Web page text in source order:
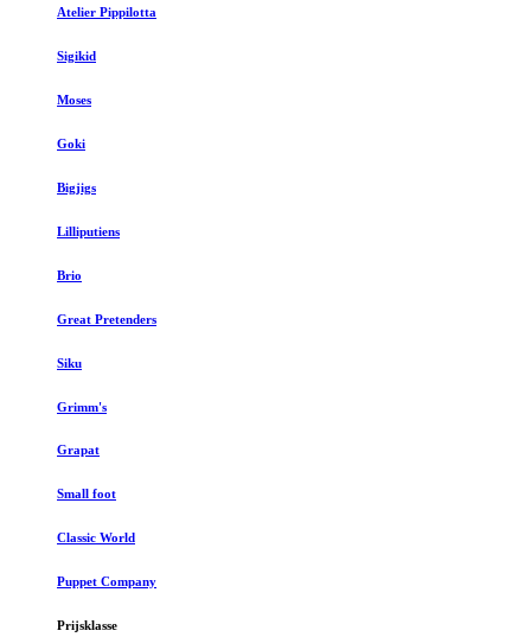
Atelier Pippilotta
Sigikid
Moses
Goki
Bigjigs
Lilliputiens
Brio
Great Pretenders
Siku
Grimm's
Grapat
Small foot
Classic World
Puppet Company
Prijsklasse